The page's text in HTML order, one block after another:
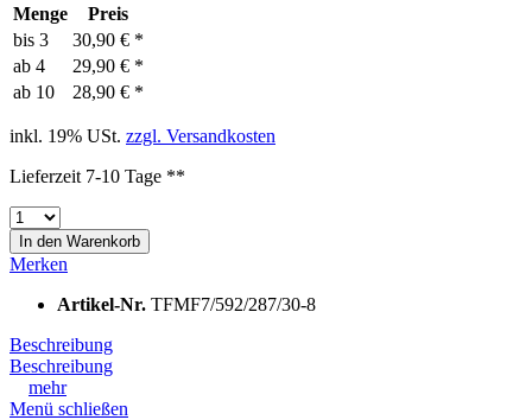
Menge
Preis
bis 3
30,90 € *
ab 4
29,90 € *
ab 10 28,90 € *
inkl. 19% USt. zzgl. Versandkosten
Lieferzeit 7-10 Tage **
In den Warenkorb
Merken
Artikel-Nr. TFMF7/592/287/30-8
Beschreibung
Beschreibung
mehr
Menü schließen